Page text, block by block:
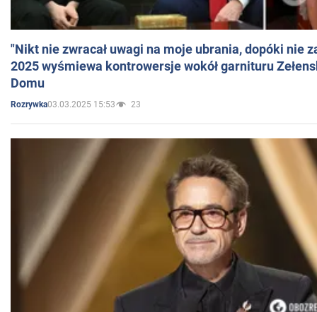
"Nikt nie zwracał uwagi na moje ubrania, dopóki nie
2025 wyśmiewa kontrowersje wokół garnituru
Domu
Rozrywka03.03.2025 15:53 23